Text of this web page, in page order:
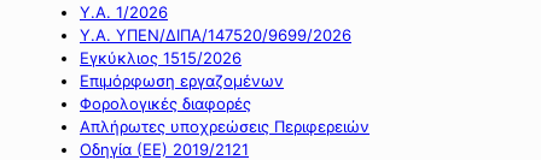
Υ.Α. 1/2026
Υ.Α. ΥΠΕΝ/ΔΙΠΑ/147520/9699/2026
Εγκύκλιος 1515/2026
Επιμόρφωση εργαζομένων
Φορολογικές διαφορές
Απλήρωτες υποχρεώσεις Περιφερειών
Οδηγία (ΕΕ) 2019/2121